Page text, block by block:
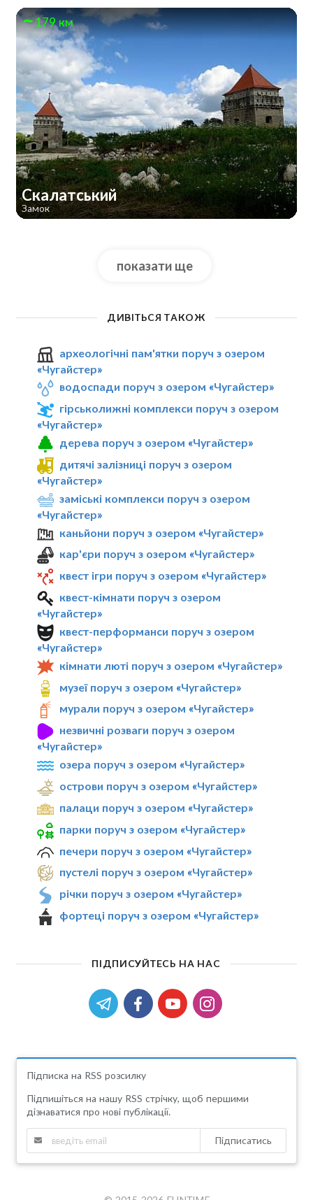
179 км
Скалатський
Замок
показати ще
ДИВІТЬСЯ ТАКОЖ
археологічні пам'ятки поруч з озером
«Чугайстер»
водоспади поруч з озером «Чугайстер»
гірськолижні комплекси поруч з озером
«Чугайстер»
дерева поруч з озером «Чугайстер»
дитячі залізниці поруч з озером
«Чугайстер»
заміські комплекси поруч з озером
«Чугайстер»
каньйони поруч з озером «Чугайстер»
кар'єри поруч з озером «Чугайстер»
квест ігри поруч з озером «Чугайстер»
квест-кімнати поруч з озером
«Чугайстер»
квест-перформанси поруч з озером
«Чугайстер»
кімнати люті поруч з озером «Чугайстер»
музеї поруч з озером «Чугайстер»
мурали поруч з озером «Чугайстер»
незвичні розваги поруч з озером
«Чугайстер»
озера поруч з озером «Чугайстер»
острови поруч з озером «Чугайстер»
палаци поруч з озером «Чугайстер»
парки поруч з озером «Чугайстер»
печери поруч з озером «Чугайстер»
пустелі поруч з озером «Чугайстер»
річки поруч з озером «Чугайстер»
фортеці поруч з озером «Чугайстер»
ПІДПИСУЙТЕСЬ НА НАС
Підписка на RSS розсилку
Підпишіться на нашу RSS стрічку, щоб першими
дізнаватися про нові публікації.
Підписатись